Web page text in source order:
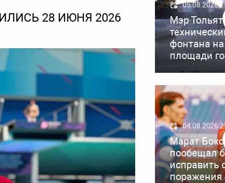
28 ИЮНЯ 2026
05.08.2026
Мэр
фонтана
площади
04.08.2026
Марат
пообещал
исправить
поражения